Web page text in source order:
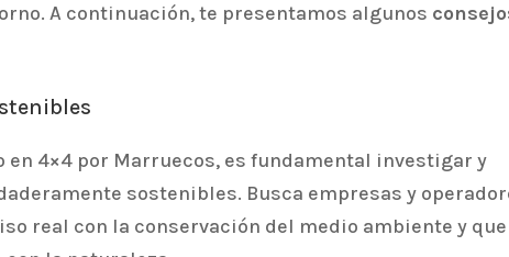
A continuación, te presentamos algunos
4×4 por Marruecos, es fundamental investigar y
sostenibles. Busca empresas y
real con la conservación del medio ambiente y que